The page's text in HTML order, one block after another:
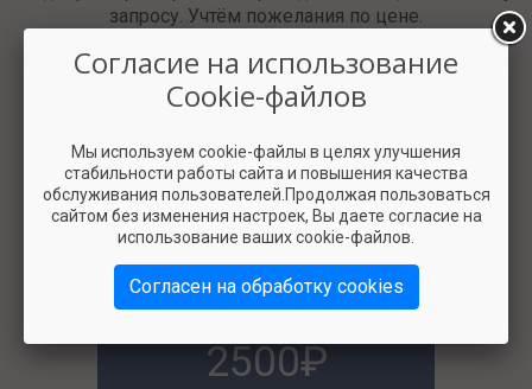
запросу. Учтём пожелания по цене.
2500
Согласие на использование
Cookie-файлов
Мы используем cookie-файлы в целях улучшения
стабильности работы сайта и повышения качества
обслуживания пользователей.Продолжая пользоваться
сайтом без изменения настроек, Вы даете согласие на
использование ваших cookie-файлов.
Согласен на обработку cookies